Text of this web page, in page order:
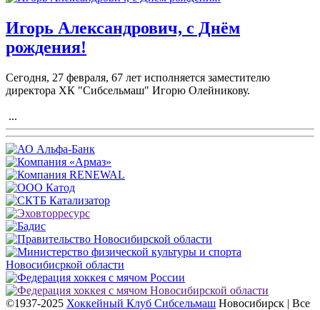
Игорь Александрович, с Днём
рождения!
Сегодня, 27 февраля, 67 лет исполняется заместителю
директора ХК "Сибсельмаш" Игорю Олейникову.
...
©1937-2025 Хоккейный Клуб Сибсельмаш Новосибирск | Все